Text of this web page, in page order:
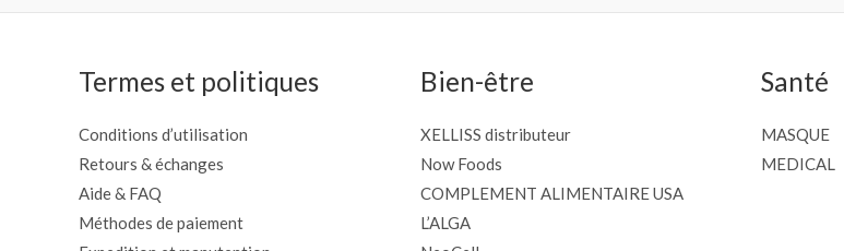
Termes et politiques
Conditions d’utilisation
Retours & échanges
Aide & FAQ
Méthodes de paiement
Bien-être
XELLISS distributeur
Now Foods
COMPLEMENT ALIMENTAIRE USA
L’ALGA
Santé
MASQUE
MEDICAL